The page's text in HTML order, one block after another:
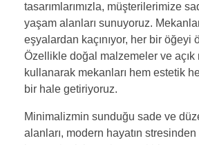
tasarımlarımızla, müşterilerimize
yaşam alanları sunuyoruz.
eşyalardan kaçınıyor, her bir öğeyi
Özellikle doğal malzemeler ve açık
kullanarak mekanları hem estetik
bir hale getiriyoruz.
Minimalizmin sunduğu sade ve
alanları, modern hayatın